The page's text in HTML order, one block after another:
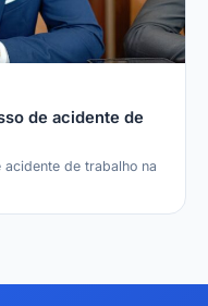
de acidente de
de trabalho na